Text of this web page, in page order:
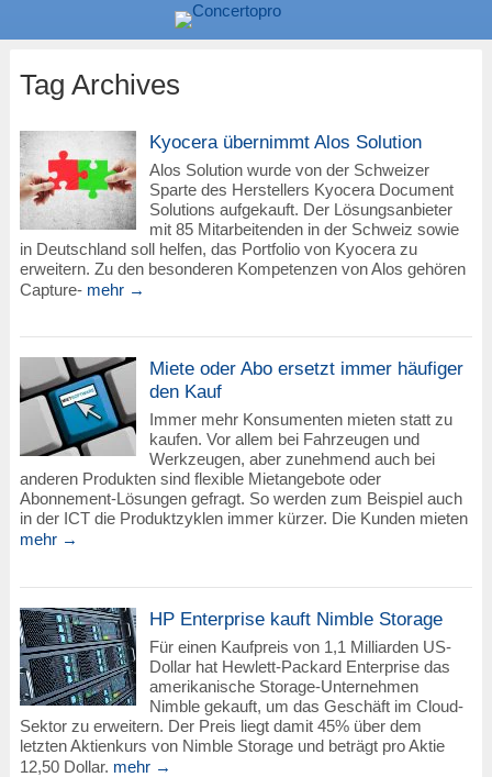
Tag Archives
Kyocera übernimmt Alos Solution
Alos Solution wurde von der Schweizer
Sparte des Herstellers Kyocera Document
Solutions aufgekauft. Der Lösungsanbieter
mit 85 Mitarbeitenden in der Schweiz sowie
in Deutschland soll helfen, das Portfolio von Kyocera zu
erweitern. Zu den besonderen Kompetenzen von Alos gehören
Capture- mehr →
Miete oder Abo ersetzt immer häufiger
den Kauf
Immer mehr Konsumenten mieten statt zu
kaufen. Vor allem bei Fahrzeugen und
Werkzeugen, aber zunehmend auch bei
anderen Produkten sind flexible Mietangebote oder
Abonnement-Lösungen gefragt. So werden zum Beispiel auch
in der ICT die Produktzyklen immer kürzer. Die Kunden mieten
mehr →
HP Enterprise kauft Nimble Storage
Für einen Kaufpreis von 1,1 Milliarden US-
Dollar hat Hewlett-Packard Enterprise das
amerikanische Storage-Unternehmen
Nimble gekauft, um das Geschäft im Cloud-
Sektor zu erweitern. Der Preis liegt damit 45% über dem
letzten Aktienkurs von Nimble Storage und beträgt pro Aktie
12,50 Dollar. mehr →